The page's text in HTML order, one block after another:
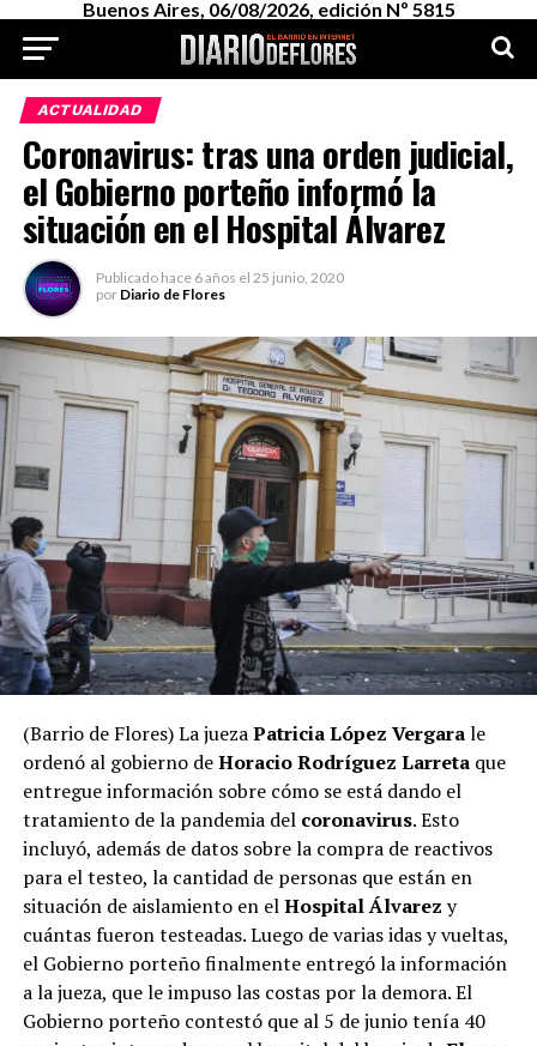
Buenos Aires, 06/08/2026, edición Nº 5815
ACTUALIDAD
Coronavirus: tras una orden judicial,
el Gobierno porteño informó la
situación en el Hospital Álvarez
Publicado hace 6 años el 25 junio, 2020
por Diario de Flores
(Barrio de Flores) La juezaPatricia López Vergarale
ordenó al gobierno deHoracio Rodríguez Larretaque
entregue información sobre cómo se está dando el
tratamiento de la pandemia del coronavirus. Esto
incluyó, además de datos sobre la compra de reactivos
para el testeo, la cantidad de personas que están en
situación de aislamiento en elHospital Álvarez y
cuántas fueron testeadas. Luego de varias idas y vueltas,
el Gobierno porteño finalmente entregó la información
a la jueza, que le impuso las costas por la demora. El
Gobierno porteño contestó que al 5 de junio tenía 40